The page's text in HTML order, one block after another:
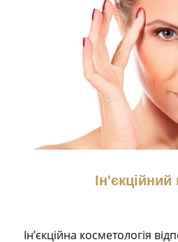
Ін’єкційна косметологія